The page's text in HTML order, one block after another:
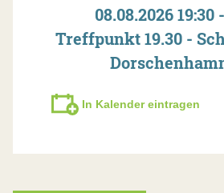
08.08.2026 19:30
Treffpunkt 19.30 -
In Kalender eintragen